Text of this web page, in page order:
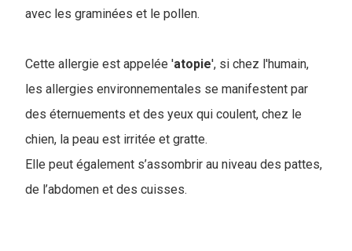
avec les graminées et le pollen.
Cette allergie est appelée 'atopie', si chez l'humain,
les allergies environnementales se manifestent par
des éternuements et des yeux qui coulent, chez le
chien, la peau est irritée et gratte.
Elle peut également s’assombrir au niveau des pattes,
de l’abdomen et des cuisses.